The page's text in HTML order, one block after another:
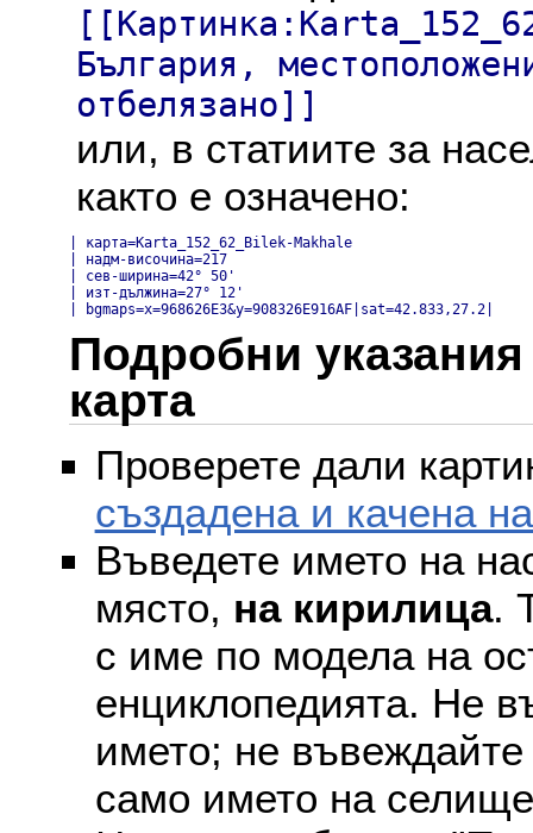
България,
отбелязано]]
или, в статиите за
както е означено:
| карта=Karta_152_62_Bilek-Makhale
| надм-височина=217
| сев-ширина=42° 50'
| изт-дължина=27° 12'
| bgmaps=x=968626E3&y=908326E916AF|sat=42.833,27.2|
Подробни
карта
Проверете дали
създадена и качена
Въведете името на
място, на кирилица.
с име по модела на
енциклопедията. Не
името; не въвеждайте
само името на